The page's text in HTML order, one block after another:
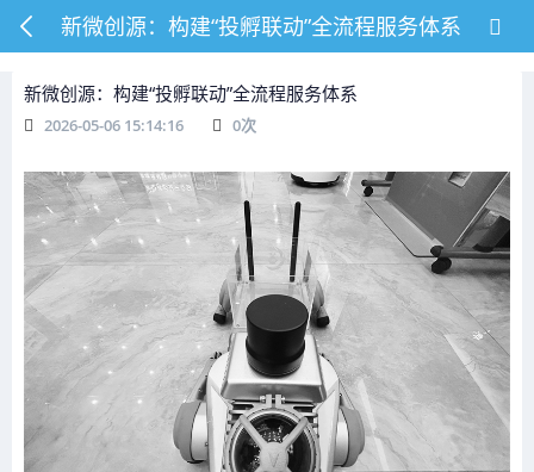
新微创源：构建“投孵联动”全流程服务体系
新微创源：构建“投孵联动”全流程服务体系
2026-05-06 15:14:16 0次